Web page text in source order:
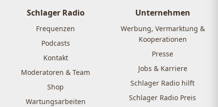
Schlager Radio
Frequenzen
Podcasts
Kontakt
Moderatoren & Team
Shop
Wartungsarbeiten
Unternehmen
Werbung, Vermarktung &
Kooperationen
Presse
Jobs & Karriere
Schlager Radio hilft
Schlager Radio Preis